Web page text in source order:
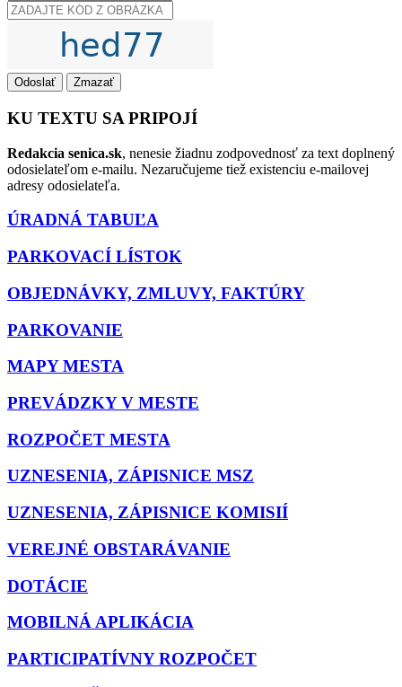
Odoslať Zmazať
KU TEXTU SA PRIPOJÍ
Redakcia senica.sk, nenesie žiadnu zodpovednosť za text doplnený
odosielateľom e-mailu. Nezaručujeme tiež existenciu e-mailovej
adresy odosielateľa.
ÚRADNÁ TABUĽA
PARKOVACÍ LÍSTOK
OBJEDNÁVKY, ZMLUVY, FAKTÚRY
PARKOVANIE
MAPY MESTA
PREVÁDZKY V MESTE
ROZPOČET MESTA
UZNESENIA, ZÁPISNICE MSZ
UZNESENIA, ZÁPISNICE KOMISIÍ
VEREJNÉ OBSTARÁVANIE
DOTÁCIE
MOBILNÁ APLIKÁCIA
PARTICIPATÍVNY ROZPOČET